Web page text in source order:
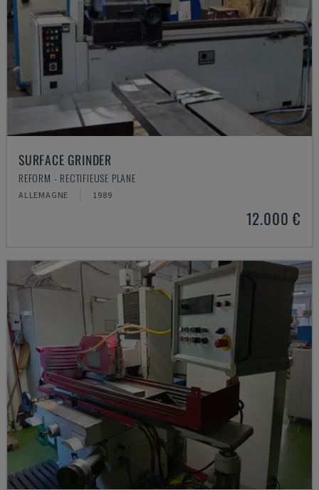
SURFACE GRINDER
REFORM - RECTIFIEUSE PLANE
ALLEMAGNE 1989
12.000 €